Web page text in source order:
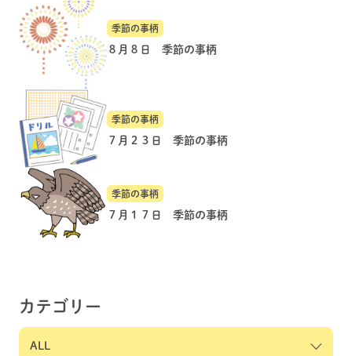
季節の事柄
８月８日 季節の事柄
季節の事柄
７月２３日 季節の事柄
季節の事柄
７月１７日 季節の事柄
カテゴリー